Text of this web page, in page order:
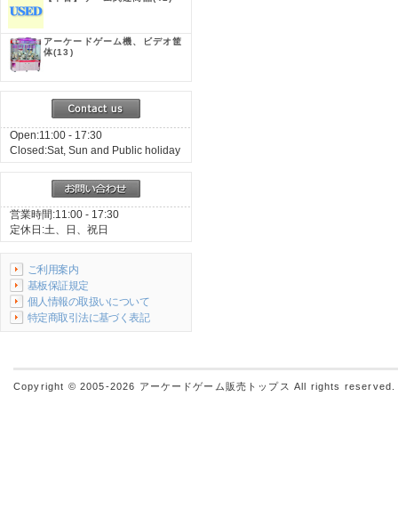
アーケードゲーム機、ビデオ筐
体(13)
Open:11:00 - 17:30
Closed:Sat, Sun and Public holiday
営業時間:11:00 - 17:30
定休日:土、日、祝日
ご利用案内
基板保証規定
個人情報の取扱いについて
特定商取引法に基づく表記
Copyright © 2005-2026 アーケードゲーム販売トップス All rights reserved.